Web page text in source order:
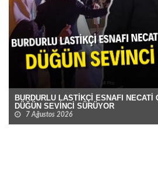
BURDURLU LASTİKÇİ ESNAFI NECATİ
DÜĞÜN SEVİNCİ SÜRÜYOR
7 Ağustos 2026